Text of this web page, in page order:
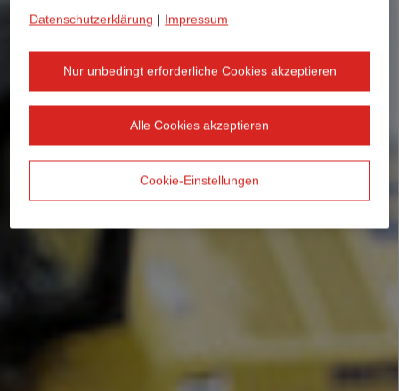
Datenschutzerklärung | Impressum
Nur unbedingt erforderliche Cookies akzeptieren
Alle Cookies akzeptieren
Cookie-Einstellungen